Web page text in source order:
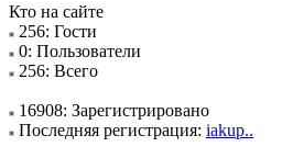
Кто на сайте
256: Гости
0: Пользователи
256: Всего
16908: Зарегистрировано
Последняя регистрация: iakup..